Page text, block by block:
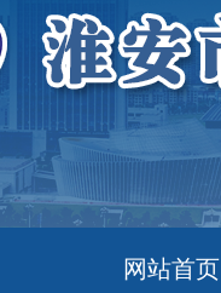
网站首页